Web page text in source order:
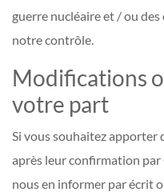
guerre nucléaire et / ou
notre contrôle.
Modifications
votre part
Si vous souhaitez apporter
après leur confirmation par
nous en informer par écrit